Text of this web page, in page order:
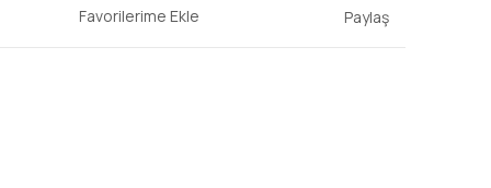
Paylaş